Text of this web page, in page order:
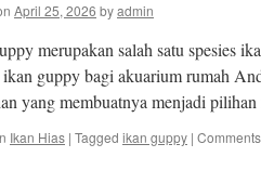
April 25, 2026 byadmin
merupakan salah satu spesies
ikan guppy bagi akuarium rumah
yang membuatnya menjadi
Ikan Hias | Tagged ikan guppy |